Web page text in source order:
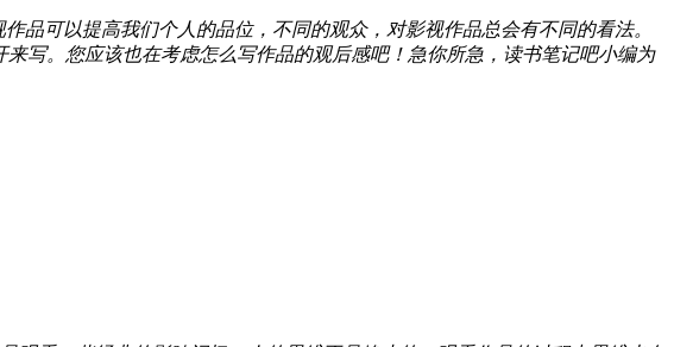
品可以提高我们个人的品位，不同的观众，对影视作品总会有不同的看法。
写。您应该也在考虑怎么写作品的观后感吧！急你所急，读书笔记吧小编为